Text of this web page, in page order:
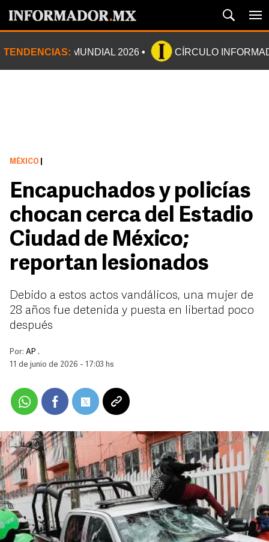
TENDENCIAS: MUNDIAL 2026 CÍRCULO
MÉXICO
Encapuchados y policías
chocan cerca del Estadio
Ciudad de México;
reportan lesionados
Debido a estos actos vandálicos, una mujer de
28 años fue detenida y puesta en libertad poco
después
Por: AP .
11 de junio de 2026 - 17:03 hs